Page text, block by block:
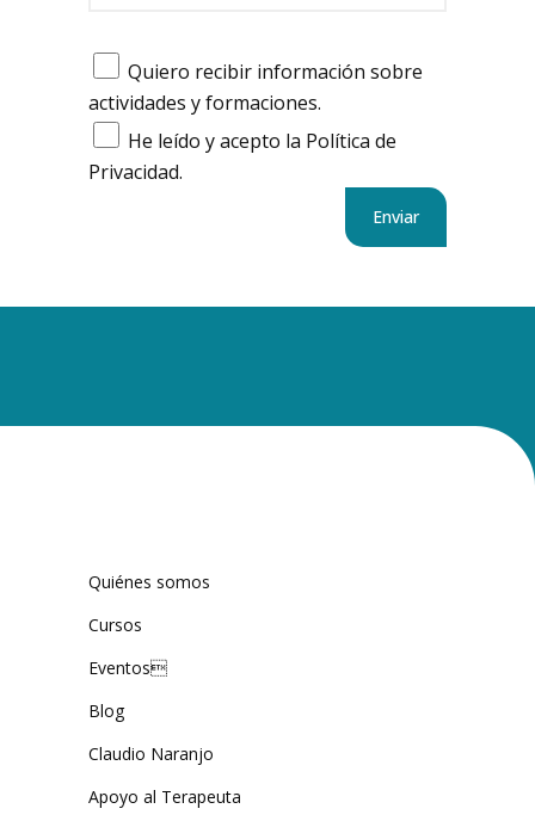
Quiero recibir información sobre
actividades y formaciones.
He leído y acepto la Política de
Privacidad.
Quiénes somos
Cursos
Eventos
Blog
Claudio Naranjo
Apoyo al Terapeuta